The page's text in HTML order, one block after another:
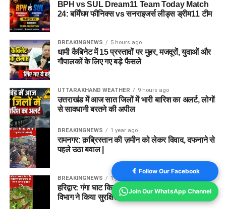
Captain कौन हो सकता है?
उत्तर:Ryan Rickelton और Usman Tariq उपकप्तान के लिए अच्छे
विकल्प हैं।
Q5. BPH vs SUL मैच की लाइव स्ट्रीमिंग
कहां देखें?
उत्तर:भारत में इस मुकाबले की लाइव स्ट्रीमिंग JioHotstar पर उपलब्ध
रहेगी।
Disclaimer:
यह Dream11 टीम और फैंटेसी सुझाव खिलाड़ियों के
हालिया प्रदर्शन, संभावित प्लेइंग-11, पिच रिपोर्ट और उपलब्ध आंकड़ों के
आधार पर तैयार किए गए हैं। फैंटेसी स्पोर्ट्स में जोखिम शामिल है। अंतिम
टीम बनाने से पहले टॉस और आधिकारिक प्लेइंग-11 की पुष्टि अवश्य करें।
FOR MORE CRICKET PREDICTION VISIT HERE
BPH vs SUL Dream11 Team Today Match
24: बर्मिंघम फीनिक्स vs सनराइजर्स लीड्स ड्रीम11 टीम
BREAKINGNEWS 5 hours ago
धामी कैबिनेट में 15 प्रस्तावों पर मुहर, मजदूरों, युवाओं और
गौपालकों के लिए गए बड़े फैसले
UTTARAKHAND WEATHER 9 hours ago
उत्तराखंड में आज सात जिलों में भारी बारिश का अलर्ट, लोगों
से सावधानी बरतने की अपील
BREAKINGNEWS 1 year ago
रामनगर: क़ब्रिस्तान की ज़मीन को लेकर विवाद, दफनाने से
पहले उठा बवाल |
BREAKINGNEWS 1 year ago
हरिद्वार: गंगा घाट किनारे पेड़ पर लिपटा मिला अजगर, वन
विभाग ने किया सुरक्षित रेस्क्यू
Follow Our Facebook
Join Our WhatsApp Channel